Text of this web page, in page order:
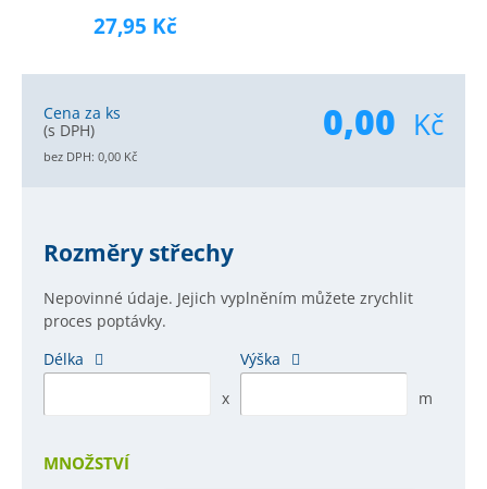
27,95 Kč
Cena za ks
(s DPH)
0,00 Kč
bez DPH: 0,00 Kč
Rozměry střechy
Nepovinné údaje. Jejich vyplněním můžete zrychlit
proces poptávky.
Délka
x
Výška
m
MNOŽSTVÍ